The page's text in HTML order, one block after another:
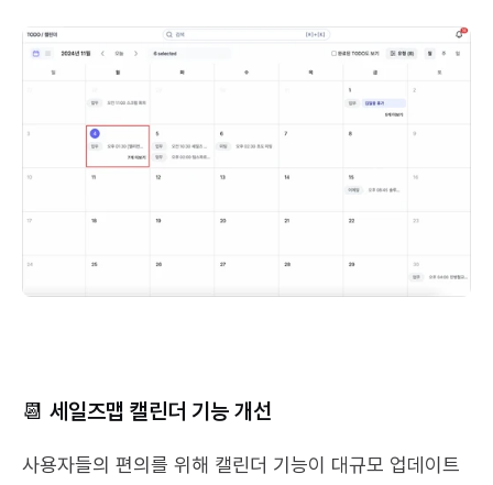
📆 세일즈맵 캘린더 기능 개선
사용자들의 편의를 위해 캘린더 기능이 대규모 업데이트